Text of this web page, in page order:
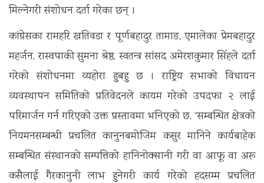
मिल्नेगरी संशोधन दर्ता गरेका छन् ।
कांग्रेसका रामहरि खतिवडा र पूर्णबहादुर तामाङ, एमालेका प्रेमबहादुर
महर्जन, रास्वपाकी सुमना श्रेष्ठ, स्वतन्त्र सांसद अमेरशकुमार सिंहले दर्ता
गरेको संशोधनमा व्यहोरा हुबहु छ । राष्ट्रिय सभाको विधायन
व्यवस्थापन समितिको प्रतिवेदनले कायम गरेको उपदफा २ लाई
परिमार्जन गर्न गरिएको उक्त प्रस्तावमा भनिएको छ, “सम्बन्धित क्षेत्रको
नियमनसम्बन्धी प्रचलित कानुनबमोजिम कसुर मानिने कार्यबाहेक
सम्बन्धित संस्थानको सम्पत्तिको हानिनोक्सानी गरी वा आफू वा अरू
कसैलाई गैरकानुनी लाभ हुनेगरी कार्य गरेको हदसम्म प्रचलित